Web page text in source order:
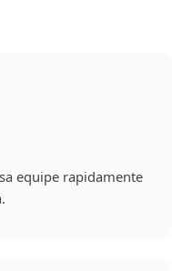
equipe rapidamente